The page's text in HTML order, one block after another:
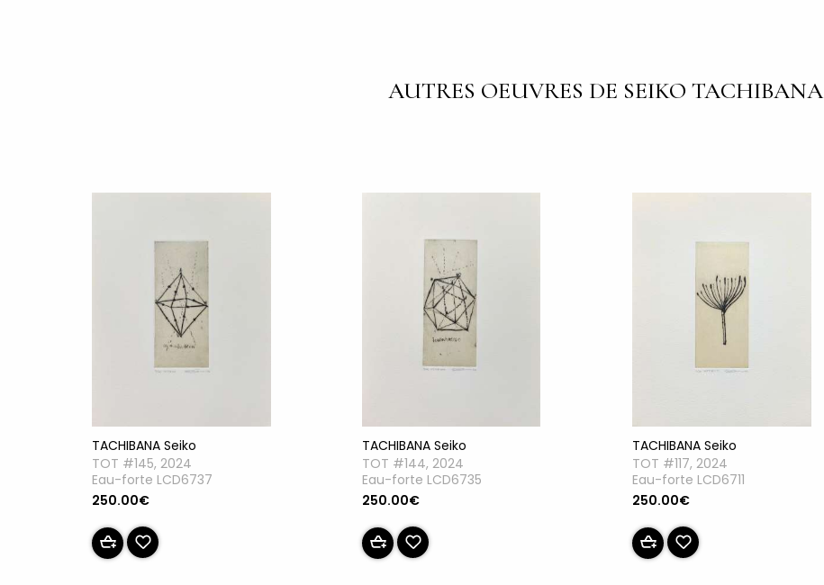
AUTRES OEUVRES DE SEIKO TACHIBANA
TACHIBANA Seiko
TOT #145, 2024
Eau-forte LCD6737
250.00€
TACHIBANA Seiko
TOT #144, 2024
Eau-forte LCD6735
250.00€
TACHIBANA Seiko
TOT #117, 2024
Eau-forte LCD6711
250.00€